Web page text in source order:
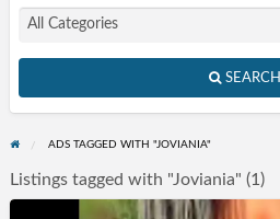
SEARCH
ADS TAGGED WITH "JOVIANIA"
Listings tagged with "Joviania" (1)
Acompanhantes